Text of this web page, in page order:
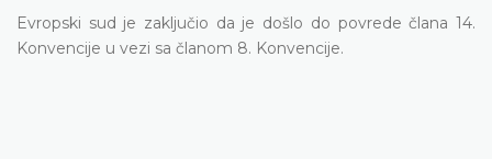
Evropski sud je zaključio da je došlo do povrede člana 14.
Konvencije u vezi sa članom 8. Konvencije.